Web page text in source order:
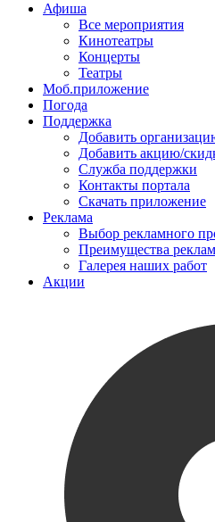
Афиша
Все мероприятия
Кинотеатры
Концерты
Театры
Моб.приложение
Погода
Поддержка
Добавить
Добавить акцию/
Служба поддержки
Контакты портала
Скачать приложение
Реклама
Выбор рекламного
Преимущества
Галерея наших работ
Акции